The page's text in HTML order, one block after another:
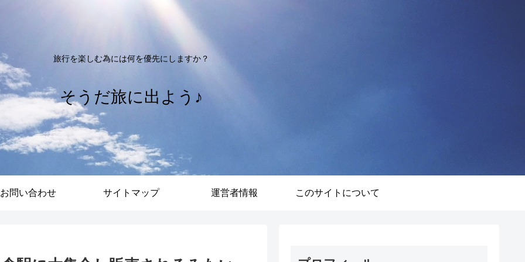
旅行を楽しむ為には何を優先にしますか？
そうだ旅に出よう♪
お問い合わせ サイトマップ 運営者情報 このサイトについて